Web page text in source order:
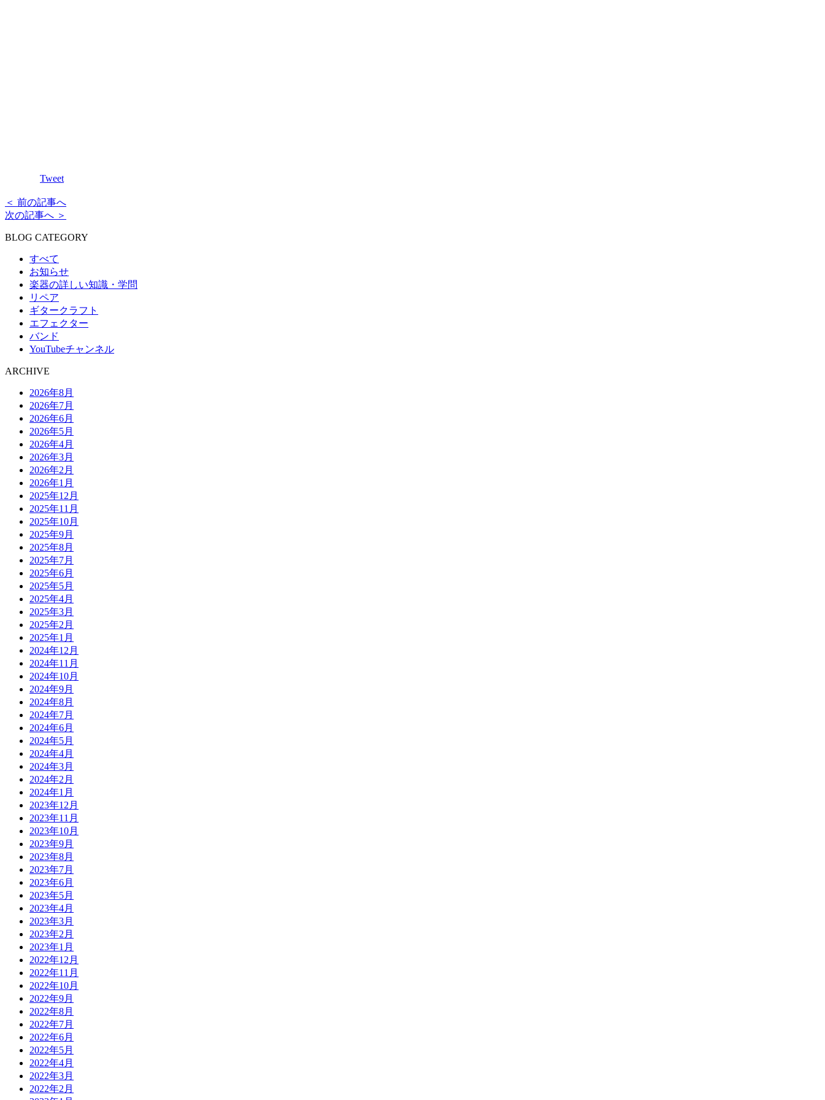
Tweet
＜ 前の記事へ
次の記事へ ＞
BLOG CATEGORY
すべて
お知らせ
楽器の詳しい知識・学問
リペア
ギタークラフト
エフェクター
バンド
YouTubeチャンネル
ARCHIVE
2026年8月
2026年7月
2026年6月
2026年5月
2026年4月
2026年3月
2026年2月
2026年1月
2025年12月
2025年11月
2025年10月
2025年9月
2025年8月
2025年7月
2025年6月
2025年5月
2025年4月
2025年3月
2025年2月
2025年1月
2024年12月
2024年11月
2024年10月
2024年9月
2024年8月
2024年7月
2024年6月
2024年5月
2024年4月
2024年3月
2024年2月
2024年1月
2023年12月
2023年11月
2023年10月
2023年9月
2023年8月
2023年7月
2023年6月
2023年5月
2023年4月
2023年3月
2023年2月
2023年1月
2022年12月
2022年11月
2022年10月
2022年9月
2022年8月
2022年7月
2022年6月
2022年5月
2022年4月
2022年3月
2022年2月